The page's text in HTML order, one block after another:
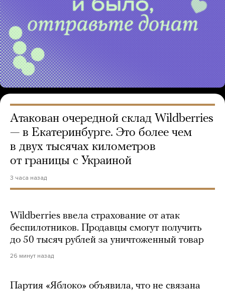
Атакован очередной склад Wildberries
— в Екатеринбурге. Это более чем
в двух тысячах километров
от границы с Украиной
3 часа назад
Wildberries ввела страхование от атак
беспилотников. Продавцы смогут получить
до 50 тысяч рублей за уничтоженный товар
26 минут назад
Партия «Яблоко» объявила, что не связана